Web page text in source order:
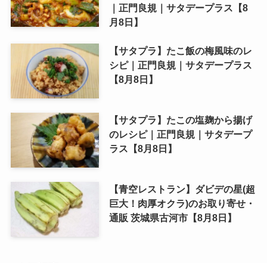
｜正門良規｜サタデープラス【8
月8日】
【サタプラ】たこ飯の梅風味のレ
シピ｜正門良規｜サタデープラス
【8月8日】
【サタプラ】たこの塩麹から揚げ
のレシピ｜正門良規｜サタデープ
ラス【8月8日】
【青空レストラン】ダビデの星(超
巨大！肉厚オクラ)のお取り寄せ・
通販 茨城県古河市【8月8日】